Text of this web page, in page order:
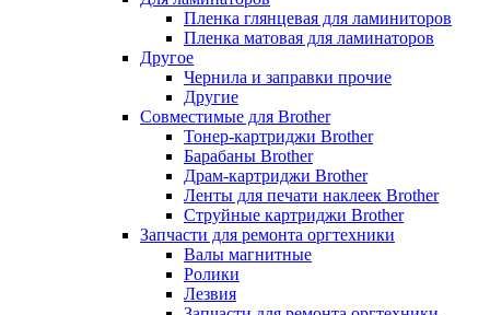
Пленка глянцевая для ламиниторов
Пленка матовая для ламинаторов
Другое
Чернила и заправки прочие
Другие
Совместимые для Brother
Тонер-картриджи Brother
Барабаны Brother
Драм-картриджи Brother
Ленты для печати наклеек Brother
Струйные картриджи Brother
Запчасти для ремонта оргтехники
Валы магнитные
Ролики
Лезвия